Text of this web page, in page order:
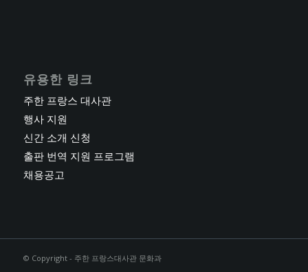
유용한 링크
주한 프랑스 대사관
행사 지원
신간 소개 신청
출판 번역 지원 프로그램
채용공고
© Copyright - 주한 프랑스대사관 문화과